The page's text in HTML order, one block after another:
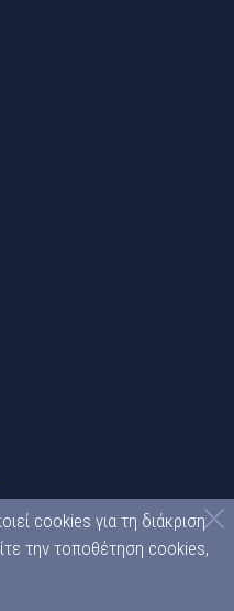
021397526000
•Πολιτική cookies
cookies για τη διάκριση
την τοποθέτηση cookies,